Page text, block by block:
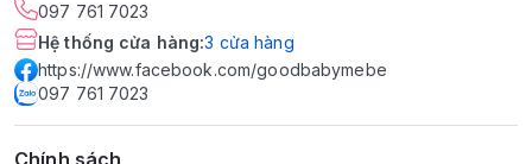
097 761 7023
Hệ thống cửa hàng:3 cửa hàng
https://www.facebook.com/goodbabymebe
097 761 7023
Chính sách